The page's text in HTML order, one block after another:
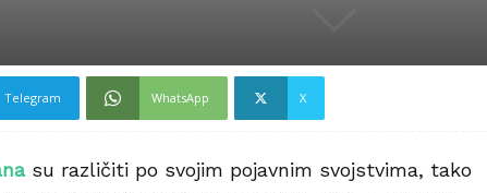
Telegram WhatsApp X
su različiti po svojim pojavnim svojstvima, tako